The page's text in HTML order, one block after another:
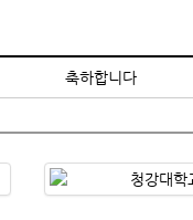
축하합니다